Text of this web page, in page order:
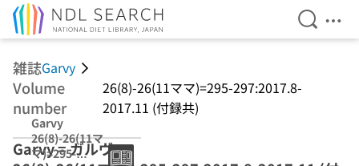
Open
雑誌Garvy
Volume
number
26(8)-26(11ママ)=295-297:2017.8-
2017.11 (付録共)
Garvy
26(8)-26(11マ
マ)=295-
Garvy = ガルヴィ